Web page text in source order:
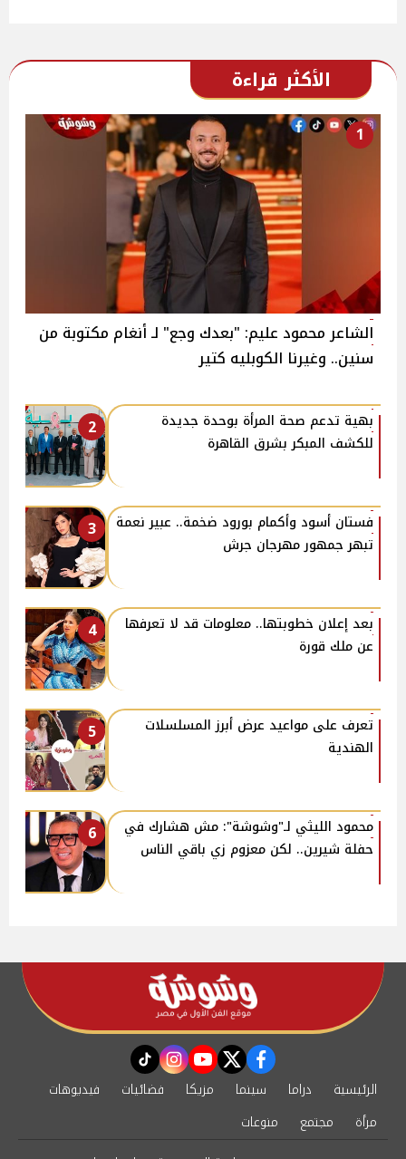
الأكثر قراءة
1
الشاعر محمود عليم: "بعدك وجع" لـ أنغام مكتوبة من
سنين.. وغيرنا الكوبليه كتير
2
بهية تدعم صحة المرأة بوحدة جديدة
للكشف المبكر بشرق القاهرة
3
فستان أسود وأكمام بورود ضخمة.. عبير نعمة
تبهر جمهور مهرجان جرش
4
بعد إعلان خطوبتها.. معلومات قد لا تعرفها
عن ملك قورة
5
تعرف على مواعيد عرض أبرز المسلسلات
الهندية
6
محمود الليثي لـ"وشوشة": مش هشارك في
حفلة شيرين.. لكن معزوم زي باقي الناس
facebook
twitter
youtube
instagram
tiktok
الرئيسية دراما سينما مزيكا فضائيات
فيديوهات
مرأة
مجتمع
منوعات